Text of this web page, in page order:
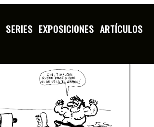
SERIES EXPOSICIONES ARTÍCULOS